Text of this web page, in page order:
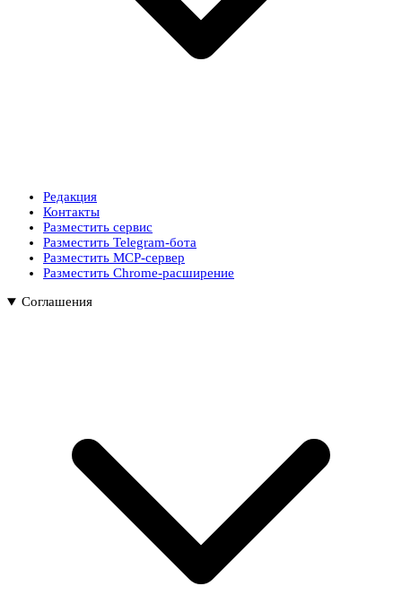
Редакция
Контакты
Разместить сервис
Разместить Telegram-бота
Разместить MCP-сервер
Разместить Chrome-расширение
Соглашения